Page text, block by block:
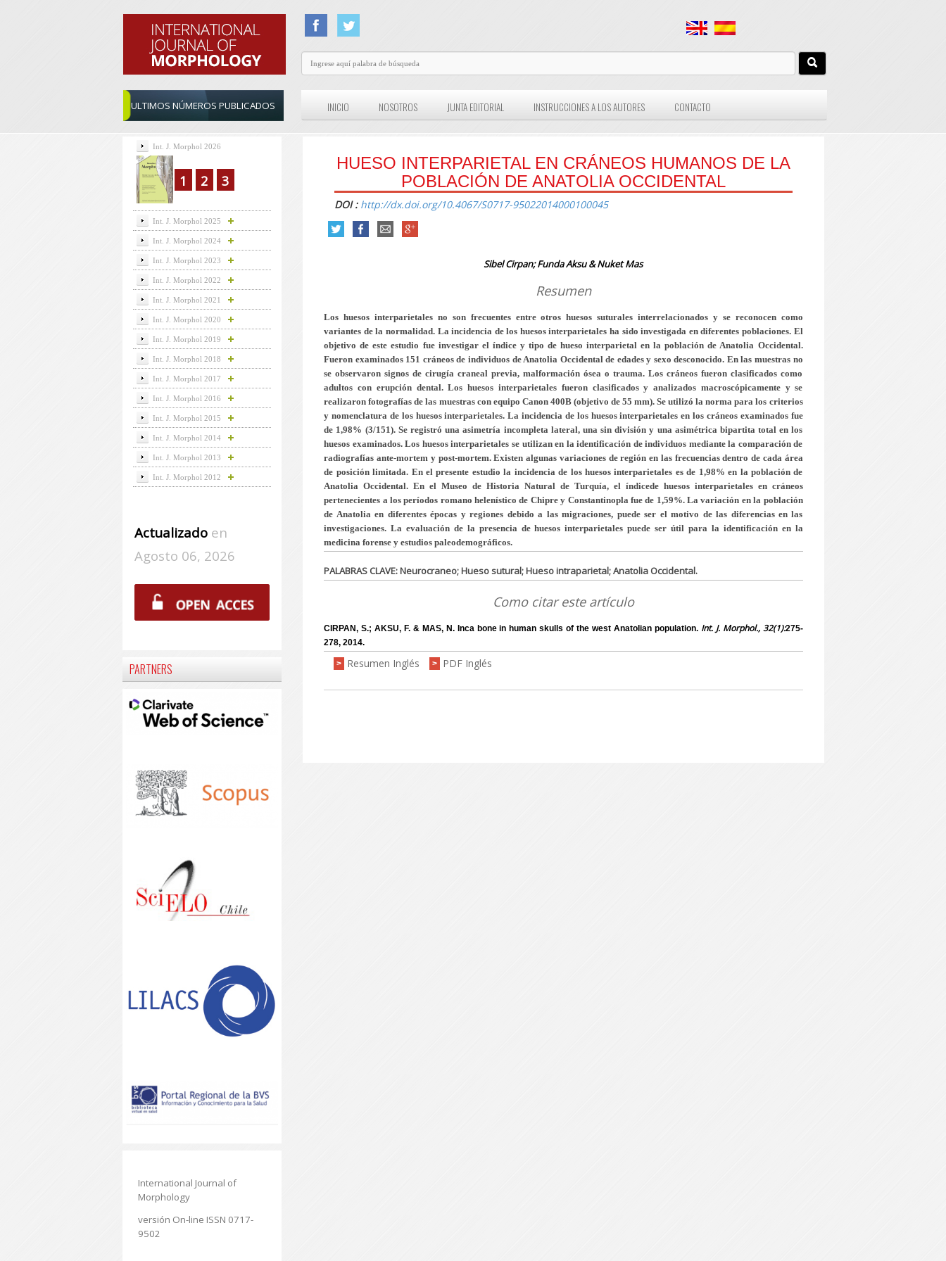
ULTIMOS NÚMEROS PUBLICADOS INICIO NOSOTROS JUNTA EDITORIAL INSTRUCCIONES A LOS AUTORES CONTACTO
HUESO INTERPARIETAL EN CRÁNEOS HUMANOS DE LA
POBLACIÓN DE ANATOLIA OCCIDENTAL
DOI : http://dx.doi.org/10.4067/S0717-95022014000100045
Sibel Cirpan; Funda Aksu & Nuket Mas
Resumen
Los huesos interparietales no son frecuentes entre otros huesos suturales interrelacionados y se reconocen como
variantes de la normalidad. La incidencia de los huesos interparietales ha sido investigada en diferentes poblaciones. El
objetivo de este estudio fue investigar el índice y tipo de hueso interparietal en la población de Anatolia Occidental.
Fueron examinados 151 cráneos de individuos de Anatolia Occidental de edades y sexo desconocido. En las muestras no
se observaron signos de cirugía craneal previa, malformación ósea o trauma. Los cráneos fueron clasificados como
adultos con erupción dental. Los huesos interparietales fueron clasificados y analizados macroscópicamente y se
realizaron fotografías de las muestras con equipo Canon 400B (objetivo de 55 mm). Se utilizó la norma para los criterios
y nomenclatura de los huesos interparietales. La incidencia de los huesos interparietales en los cráneos examinados fue
de 1,98% (3/151). Se registró una asimetría incompleta lateral, una sin división y una asimétrica bipartita total en los
huesos examinados. Los huesos interparietales se utilizan en la identificación de individuos mediante la comparación de
radiografías ante-mortem y post-mortem. Existen algunas variaciones de región en las frecuencias dentro de cada área
de posición limitada. En el presente estudio la incidencia de los huesos interparietales es de 1,98% en la población de
Anatolia Occidental. En el Museo de Historia Natural de Turquía, el índicede huesos interparietales en cráneos
pertenecientes a los períodos romano helenístico de Chipre y Constantinopla fue de 1,59%. La variación en la población
de Anatolia en diferentes épocas y regiones debido a las migraciones, puede ser el motivo de las diferencias en las
investigaciones. La evaluación de la presencia de huesos interparietales puede ser útil para la identificación en la
medicina forense y estudios paleodemográficos.
PALABRAS CLAVE: Neurocraneo; Hueso sutural; Hueso intraparietal; Anatolia Occidental.
Como citar este artículo
CIRPAN, S.; AKSU, F. & MAS, N. Inca bone in human skulls of the west Anatolian population. Int. J. Morphol., 32(1):275-
278, 2014.
> Resumen Inglés > PDF Inglés
Int. J. Morphol 2026
1 2 3
Int. J. Morphol 2025
Int. J. Morphol 2024
Int. J. Morphol 2023
Int. J. Morphol 2022
Int. J. Morphol 2021
Int. J. Morphol 2020
Int. J. Morphol 2019
Int. J. Morphol 2018
Int. J. Morphol 2017
Int. J. Morphol 2016
Int. J. Morphol 2015
Int. J. Morphol 2014
Int. J. Morphol 2013
Int. J. Morphol 2012
Actualizadoen
Agosto 06, 2026
PARTNERS
International Journal of
Morphology
versión On-line ISSN 0717-
9502